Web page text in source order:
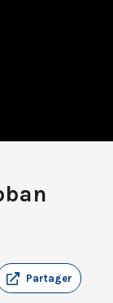
Partager